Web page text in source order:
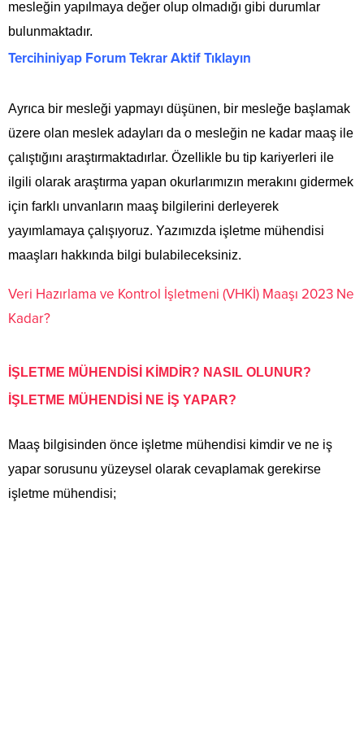
mesleğin yapılmaya değer olup olmadığı gibi durumlar
bulunmaktadır.
Tercihiniyap Forum Tekrar Aktif Tıklayın
Ayrıca bir mesleği yapmayı düşünen, bir mesleğe başlamak
üzere olan meslek adayları da o mesleğin ne kadar maaş ile
çalıştığını araştırmaktadırlar. Özellikle bu tip kariyerleri ile
ilgili olarak araştırma yapan okurlarımızın merakını gidermek
için farklı unvanların maaş bilgilerini derleyerek
yayımlamaya çalışıyoruz. Yazımızda işletme mühendisi
maaşları hakkında bilgi bulabileceksiniz.
Veri Hazırlama ve Kontrol İşletmeni (VHKİ) Maaşı 2023 Ne
Kadar?
İŞLETME MÜHENDİSİ KİMDİR? NASIL OLUNUR?
İŞLETME MÜHENDİSİ NE İŞ YAPAR?
Maaş bilgisinden önce işletme mühendisi kimdir ve ne iş
yapar sorusunu yüzeysel olarak cevaplamak gerekirse
işletme mühendisi;